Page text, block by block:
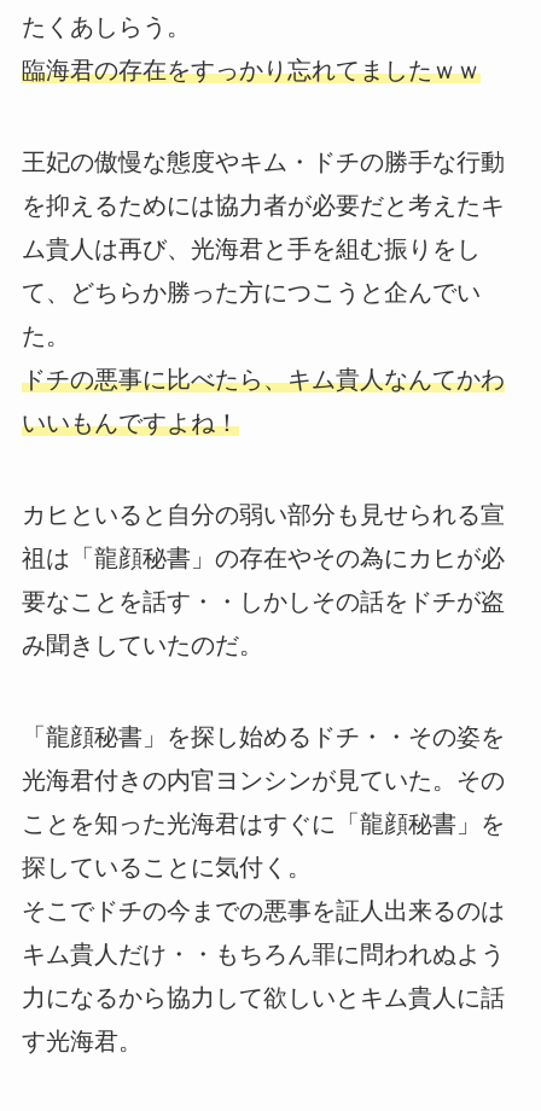
たくあしらう。
臨海君の存在をすっかり忘れてましたｗｗ
王妃の傲慢な態度やキム・ドチの勝手な行動
を抑えるためには協力者が必要だと考えたキ
ム貴人は再び、光海君と手を組む振りをし
て、どちらか勝った方につこうと企んでい
た。
ドチの悪事に比べたら、キム貴人なんてかわ
いいもんですよね！
カヒといると自分の弱い部分も見せられる宣
祖は「龍顔秘書」の存在やその為にカヒが必
要なことを話す・・しかしその話をドチが盗
み聞きしていたのだ。
「龍顔秘書」を探し始めるドチ・・その姿を
光海君付きの内官ヨンシンが見ていた。その
ことを知った光海君はすぐに「龍顔秘書」を
探していることに気付く。
そこでドチの今までの悪事を証人出来るのは
キム貴人だけ・・もちろん罪に問われぬよう
力になるから協力して欲しいとキム貴人に話
す光海君。